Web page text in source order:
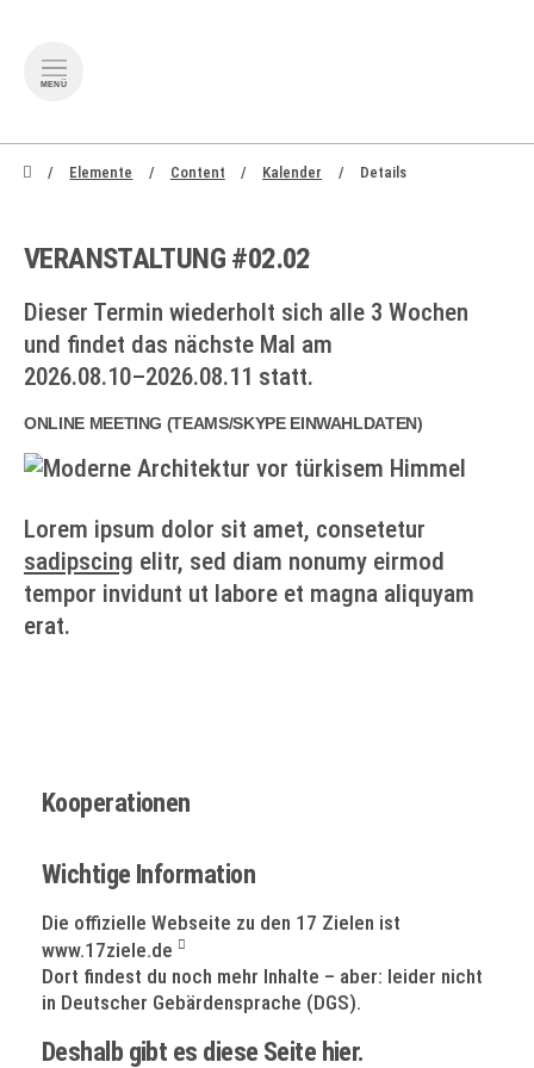
MENÜ
zum Inhalt springen
Elemente Content Kalender Details
VERANSTALTUNG #02.02
Dieser Termin wiederholt sich alle 3 Wochen
und findet das nächste Mal am
2026.08.10–2026.08.11 statt.
ONLINE MEETING (TEAMS/SKYPE EINWAHLDATEN)
Lorem ipsum dolor sit amet, consetetur
sadipscing elitr, sed diam nonumy eirmod
tempor invidunt ut labore et magna aliquyam
erat.
Kooperationen
Wichtige Information
Die offizielle Webseite zu den 17 Zielen ist
www.17ziele.de
Dort findest du noch mehr Inhalte – aber: leider nicht
in Deutscher Gebärdensprache (DGS).
Deshalb gibt es diese Seite hier.